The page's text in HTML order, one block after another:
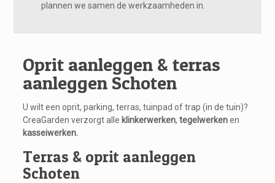
plannen we samen de werkzaamheden in.
Oprit aanleggen & terras
aanleggen Schoten
U wilt een oprit, parking, terras, tuinpad of trap (in de tuin)?
CreaGarden verzorgt alle klinkerwerken, tegelwerkenen
kasseiwerken.
Terras & oprit aanleggen
Schoten